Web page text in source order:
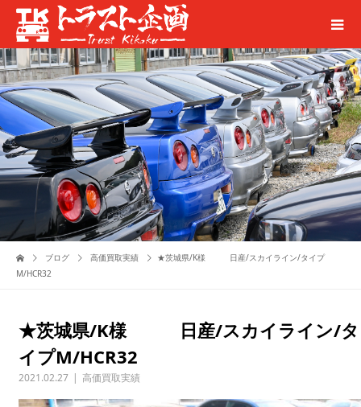
ブログ 高価買取実績
★茨城県/K様 日産/スカイライン/タイプ
M/HCR32
★茨城県/K様 日産/スカイライン/タ
イプM/HCR32
2021.02.27 高価買取実績